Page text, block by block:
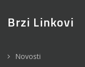
Brzi Linkovi
Novosti